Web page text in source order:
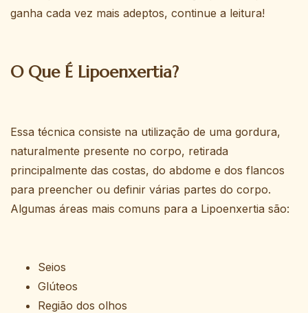
ganha cada vez mais adeptos, continue a leitura!
O Que É Lipoenxertia?
Essa técnica consiste na utilização de uma gordura,
naturalmente presente no corpo, retirada
principalmente das costas, do abdome e dos flancos
para preencher ou definir várias partes do corpo.
Algumas áreas mais comuns para a Lipoenxertia são:
Seios
Glúteos
Região dos olhos